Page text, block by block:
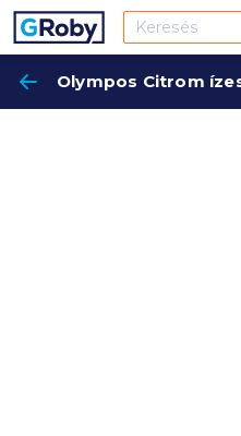
Olympos Citrom